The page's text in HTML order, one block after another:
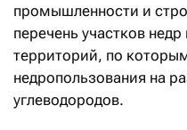
промышленности и
перечень участков
территорий, по
недропользования на
углеводородов.